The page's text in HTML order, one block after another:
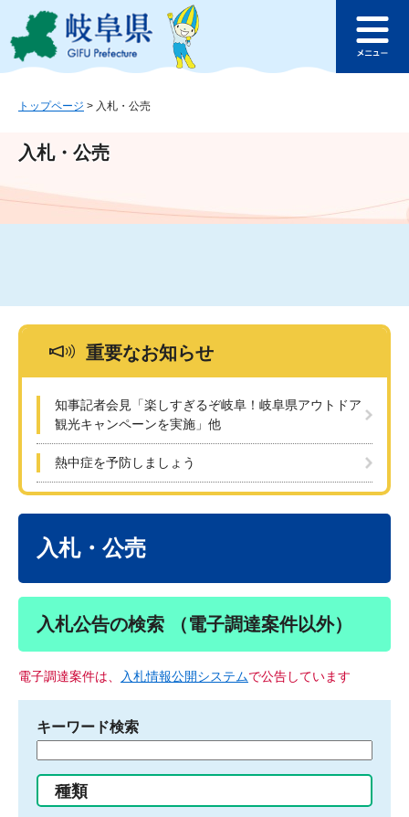
ジ
ュ
文
このページの本文へ
ュ
トップページ > 入札・公売
入札・公売
重要なお知らせ
知事記者会見「楽しすぎるぞ岐阜！岐阜県アウトドア
観光キャンペーンを実施」他
熱中症を予防しましょう
入札・公売
入札公告の検索 （電子調達案件以外）
電子調達案件は、 入札情報公開システムで公告しています
キーワード検索
る
種類